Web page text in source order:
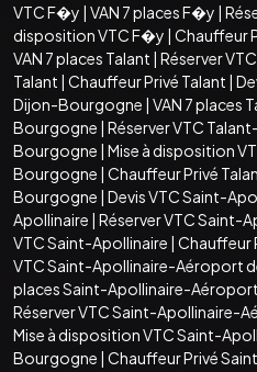
VTC F�y | VAN 7 places F�y |
disposition VTC F�y | Chauffeur
VAN 7 places Talant | Réserver
Talant | Chauffeur Privé Talant |
Dijon-Bourgogne | VAN 7 places
Bourgogne | Réserver VTC
Bourgogne | Mise à disposition
Bourgogne | Chauffeur Privé
Bourgogne | Devis VTC Saint-
Apollinaire | Réserver VTC Saint-
VTC Saint-Apollinaire | Chauffeur
VTC Saint-Apollinaire-Aéroport
places Saint-Apollinaire-
Réserver VTC Saint-Apollinaire-
Mise à disposition VTC Saint-
Bourgogne | Chauffeur Privé